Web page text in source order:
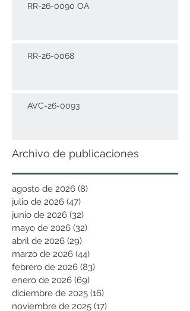
RR-26-0090 OA
RR-26-0068
AVC-26-0093
Archivo de publicaciones
agosto de 2026 (8)
julio de 2026 (47)
junio de 2026 (32)
mayo de 2026 (32)
abril de 2026 (29)
marzo de 2026 (44)
febrero de 2026 (83)
enero de 2026 (69)
diciembre de 2025 (16)
noviembre de 2025 (17)